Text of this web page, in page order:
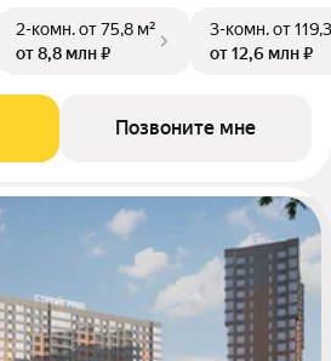
2-комн.от 75,8 м²
от 8,8 млн ₽
3-комн.от
от 12,6 млн ₽
Позвоните мне